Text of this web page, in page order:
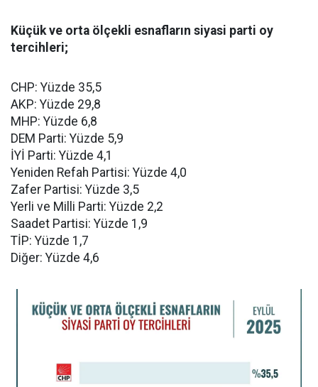
Küçük ve orta ölçekli esnafların siyasi parti oy
tercihleri;
CHP: Yüzde 35,5
AKP: Yüzde 29,8
MHP: Yüzde 6,8
DEM Parti: Yüzde 5,9
İYİ Parti: Yüzde 4,1
Yeniden Refah Partisi: Yüzde 4,0
Zafer Partisi: Yüzde 3,5
Yerli ve Milli Parti: Yüzde 2,2
Saadet Partisi: Yüzde 1,9
TİP: Yüzde 1,7
Diğer: Yüzde 4,6